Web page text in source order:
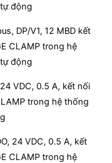
động
DP/V1, 12 MBD kết
CLAMP trong hệ
động
VDC, 0.5 A, kết nối
trong hệ thống
24 VDC, 0.5 A, kết
CLAMP trong hệ